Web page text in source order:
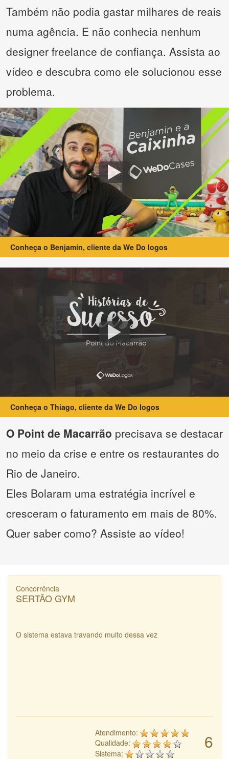
Também não podia gastar milhares de reais
numa agência. E não conhecia nenhum
designer freelance de confiança. Assista ao
vídeo e descubra como ele solucionou esse
problema.
Conheça o Benjamin, cliente da We Do logos
Conheça o Thiago, cliente da We Do logos
O Point de Macarrão precisava se destacar
no meio da crise e entre os restaurantes do
Rio de Janeiro.
Eles Bolaram uma estratégia incrível e
cresceram o faturamento em mais de 80%.
Quer saber como? Assiste ao vídeo!
Concorrência
SERTÃO GYM
O sistema estava travando muito dessa vez
6
Atendimento:
Qualidade:
Sistema: